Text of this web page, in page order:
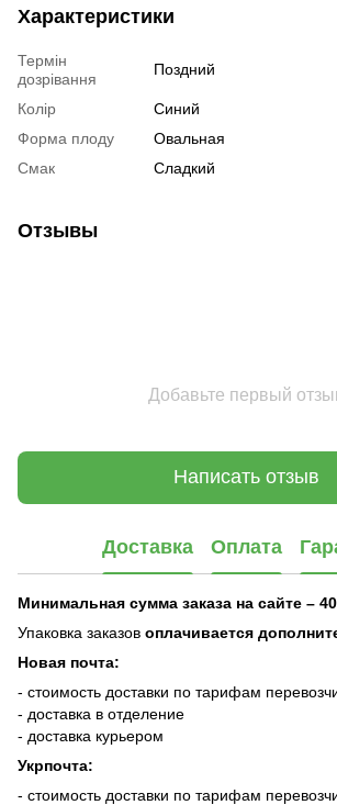
Характеристики
Термін
дозрівання
Поздний
Колір
Синий
Форма плоду
Овальная
Смак
Сладкий
Отзывы
Добавьте первый
Написать отзыв
Доставка Оплата
Минимальная сумма заказа на сайте –
Упаковка заказов оплачивается
Новая почта:
- стоимость доставки по тарифам
- доставка в отделение
- доставка курьером
Укрпочта:
- стоимость доставки по тарифам